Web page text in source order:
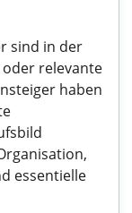
sind in der
oder relevante
haben
essentielle